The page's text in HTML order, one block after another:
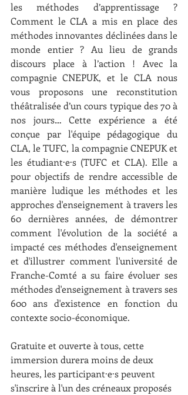
les méthodes d’apprentissage ?
Comment le CLA a mis en place des
méthodes innovantes déclinées dans le
monde entier ? Au lieu de grands
discours place à l’action ! Avec la
compagnie CNEPUK, et le CLA nous
vous proposons une reconstitution
théâtralisée d’un cours typique des 70 à
nos jours… Cette expérience a été
conçue par l'équipe pédagogique du
CLA, le TUFC, la compagnie CNEPUK et
les étudiant·e·s (TUFC et CLA). Elle a
pour objectifs de rendre accessible de
manière ludique les méthodes et les
approches d'enseignement à travers les
60 dernières années, de démontrer
comment l'évolution de la société a
impacté ces méthodes d'enseignement
et d'illustrer comment l'université de
Franche-Comté a su faire évoluer ses
méthodes d'enseignement à travers ses
600 ans d'existence en fonction du
contexte socio-économique.
Gratuite et ouverte à tous, cette
immersion durera moins de deux
heures, les participant·e·s peuvent
s'inscrire à l'un des créneaux proposés